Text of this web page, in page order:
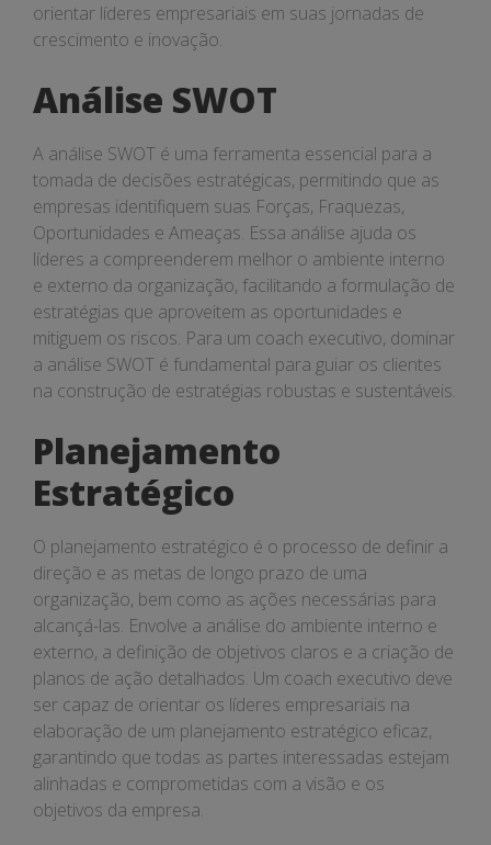
orientar líderes empresariais em suas jornadas de
crescimento e inovação.
Análise SWOT
A análise SWOT é uma ferramenta essencial para a
tomada de decisões estratégicas, permitindo que as
empresas identifiquem suas Forças, Fraquezas,
Oportunidades e Ameaças. Essa análise ajuda os
líderes a compreenderem melhor o ambiente interno
e externo da organização, facilitando a formulação de
estratégias que aproveitem as oportunidades e
mitiguem os riscos. Para um coach executivo, dominar
a análise SWOT é fundamental para guiar os clientes
na construção de estratégias robustas e sustentáveis.
Planejamento
Estratégico
O planejamento estratégico é o processo de definir a
direção e as metas de longo prazo de uma
organização, bem como as ações necessárias para
alcançá-las. Envolve a análise do ambiente interno e
externo, a definição de objetivos claros e a criação de
planos de ação detalhados. Um coach executivo deve
ser capaz de orientar os líderes empresariais na
elaboração de um planejamento estratégico eficaz,
garantindo que todas as partes interessadas estejam
alinhadas e comprometidas com a visão e os
objetivos da empresa.